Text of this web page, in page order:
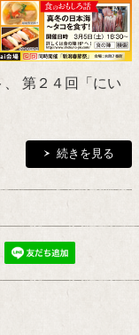
第２４回「にい
続きを見る